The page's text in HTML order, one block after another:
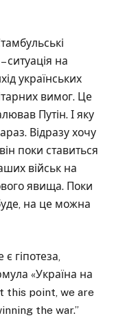
ситуація на
українських
вимог. Це
Путін. І яку
Відразу хочу
поки ставиться
військ на
явища. Поки
на це можна
гіпотеза,
«Україна на
this point, we are
the war.”